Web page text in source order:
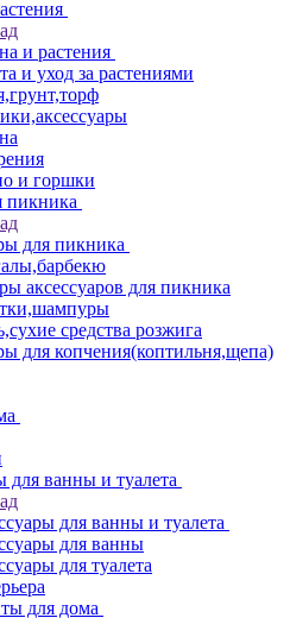
и растения
и уход за растениями
и горшки
пикника
для пикника
аксессуаров для пикника
средства розжига
для копчения(коптильня,щепа)
для ванны и туалета
для ванны и туалета
для ванны
для туалета
для дома